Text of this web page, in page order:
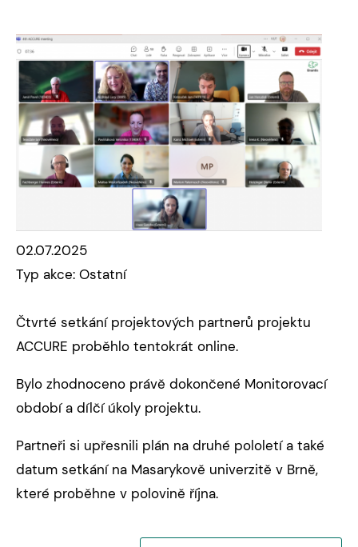
02.07.2025
Typ akce: Ostatní
Čtvrté setkání projektových partnerů projektu
ACCURE proběhlo tentokrát online.
Bylo zhodnoceno právě dokončené Monitorovací
období a dílčí úkoly projektu.
Partneři si upřesnili plán na druhé pololetí a také
datum setkání na Masarykově univerzitě v Brně,
které proběhne v polovině října.